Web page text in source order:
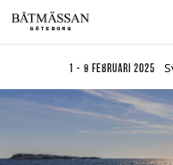
1 - 9 februari 2025